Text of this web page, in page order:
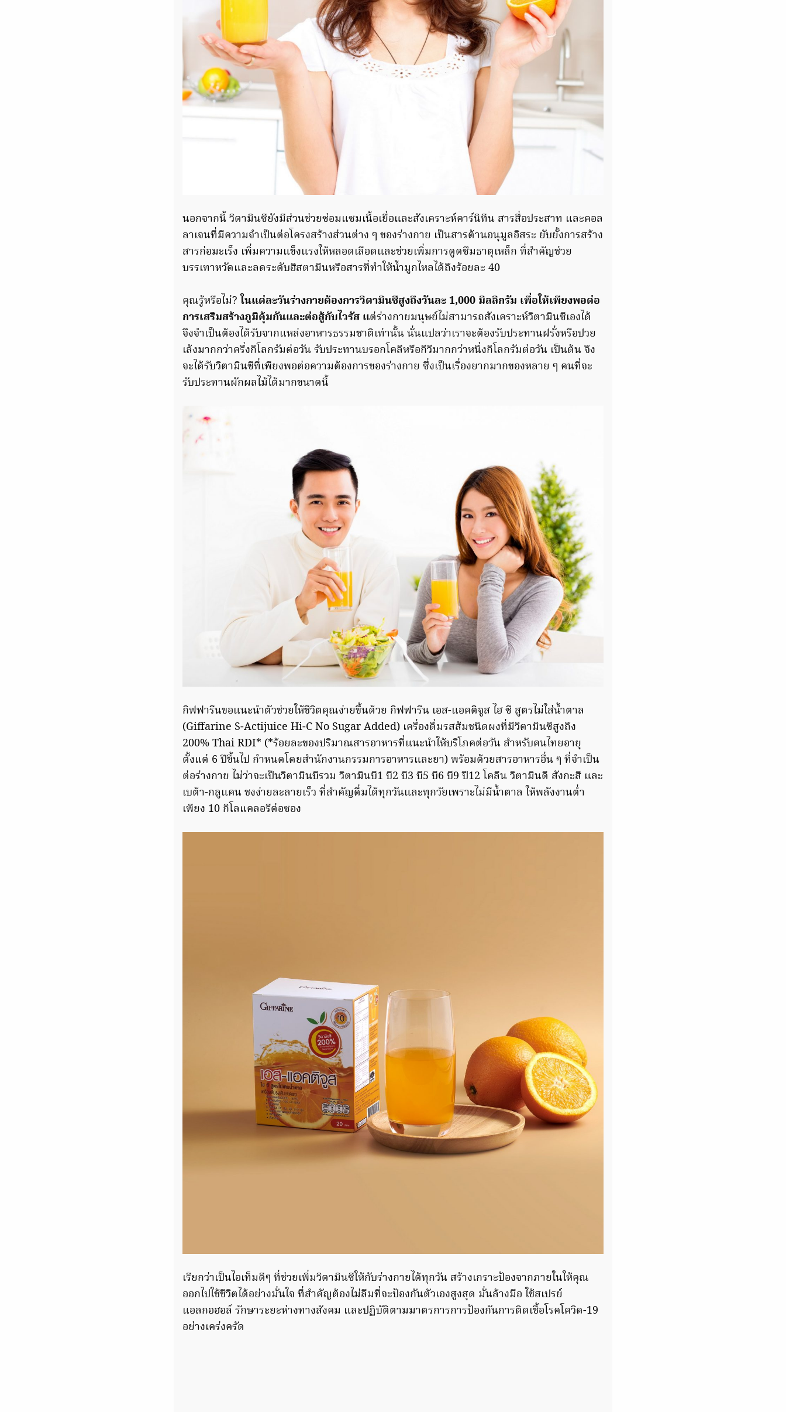
นอกจากนี้ วิตามินซียังมีส่วนช่วยซ่อมแซมเนื้อเยื่อและสังเคราะห์คาร์นิทีน สารสื่อประสาท และคอล
ลาเจนที่มีความจำเป็นต่อโครงสร้างส่วนต่าง ๆ ของร่างกาย เป็นสารต้านอนุมูลอิสระ ยับยั้งการสร้าง
สารก่อมะเร็ง เพิ่มความแข็งแรงให้หลอดเลือดและช่วยเพิ่มการดูดซึมธาตุเหล็ก ที่สำคัญช่วย
บรรเทาหวัดและลดระดับฮิสตามีนหรือสารที่ทำให้น้ำมูกไหลได้ถึงร้อยละ 40
คุณรู้หรือไม่? ในแต่ละวันร่างกายต้องการวิตามินซีสูงถึงวันละ 1,000 มิลลิกรัม เพื่อให้เพียงพอต่อ
การเสริมสร้างภูมิคุ้มกันและต่อสู้กับไวรัส แต่ร่างกายมนุษย์ไม่สามารถสังเคราะห์วิตามินซีเองได้
จึงจำเป็นต้องได้รับจากแหล่งอาหารธรรมชาติเท่านั้น นั่นแปลว่าเราจะต้องรับประทานฝรั่งหรือปวย
เล้งมากกว่าครึ่งกิโลกรัมต่อวัน รับประทานบรอกโคลีหรือกีวีมากกว่าหนึ่งกิโลกรัมต่อวัน เป็นต้น จึง
จะได้รับวิตามินซีที่เพียงพอต่อความต้องการของร่างกาย ซึ่งเป็นเรื่องยากมากของหลาย ๆ คนที่จะ
รับประทานผักผลไม้ได้มากขนาดนี้
กิฟฟารีนขอแนะนำตัวช่วยให้ชีวิตคุณง่ายขึ้นด้วย กิฟฟารีน เอส-แอคติจูส ไฮ ซี สูตรไม่ใส่น้ำตาล
(Giffarine S-Actijuice Hi-C No Sugar Added) เครื่องดื่มรสส้มชนิดผงที่มีวิตามินซีสูงถึง
200% Thai RDI* (*ร้อยละของปริมาณสารอาหารที่แนะนำให้บริโภคต่อวัน สำหรับคนไทยอายุ
ตั้งแต่ 6 ปีขึ้นไป กำหนดโดยสำนักงานกรรมการอาหารและยา) พร้อมด้วยสารอาหารอื่น ๆ ที่จำเป็น
ต่อร่างกาย ไม่ว่าจะเป็นวิตามินบีรวม วิตามินบี1 บี2 บี3 บี5 บี6 บี9 ปี12 โคลีน วิตามินดี สังกะสี และ
เบต้า-กลูแคน ชงง่ายละลายเร็ว ที่สำคัญดื่มได้ทุกวันและทุกวัยเพราะไม่มีน้ำตาล ให้พลังงานต่ำ
เพียง 10 กิโลแคลอรีต่อซอง
เรียกว่าเป็นไอเท็มดีๆ ที่ช่วยเพิ่มวิตามินซีให้กับร่างกายได้ทุกวัน สร้างเกราะป้องจากภายในให้คุณ
ออกไปใช้ชีวิตได้อย่างมั่นใจ ที่สำคัญต้องไม่ลืมที่จะป้องกันตัวเองสูงสุด มั่นล้างมือ ใช้สเปรย์
แอลกอฮอล์ รักษาระยะห่างทางสังคม และปฏิบัติตามมาตรการการป้องกันการติดเชื้อโรคโควิด-19
อย่างเคร่งครัด